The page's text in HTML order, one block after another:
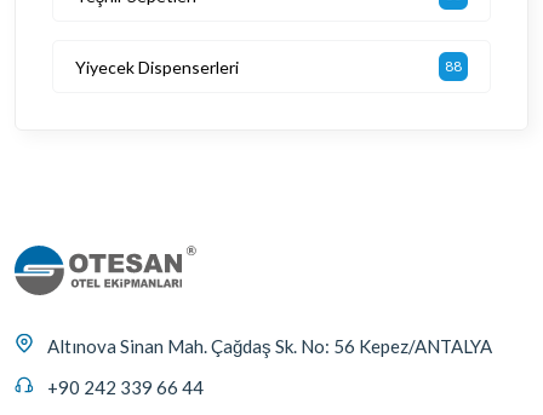
Yiyecek Dispenserleri 88
Altınova Sinan Mah. Çağdaş Sk. No: 56 Kepez/ANTALYA
+90 242 339 66 44